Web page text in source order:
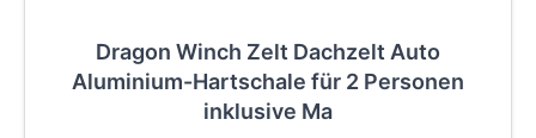
Dragon Winch Zelt Dachzelt Auto
Aluminium-Hartschale für 2 Personen
inklusive Ma